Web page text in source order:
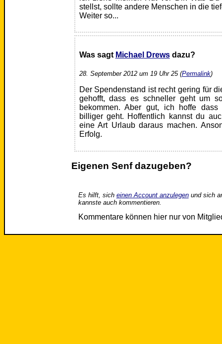
stellst, sollte andere Menschen in die
Weiter so...
Was sagt Michael Drewsdazu?
28. September 2012 um 19 Uhr 25 (Permalink)
Der Spendenstand ist recht gering für
gehofft, dass es schneller geht um
bekommen. Aber gut, ich hoffe
billiger geht. Hoffentlich kannst du
eine Art Urlaub daraus machen.
Erfolg.
Eigenen Senf dazugeben?
Es hilft, sich einen Account anzulegenund sich
kannste auch kommentieren.
Kommentare können hier nur von